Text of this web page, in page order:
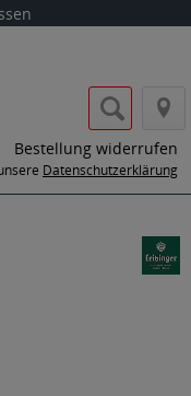
Bestellung widerrufen
Datenschutzerklärung